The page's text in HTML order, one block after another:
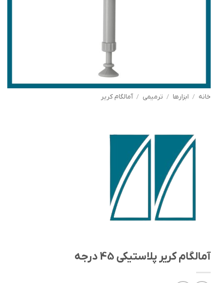
خانه / ابزارها / ترمیمی / آمالگام کریر
آمالگام کریر پلاستیکی 45 درجه